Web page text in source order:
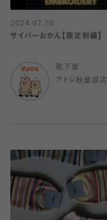
2024.07.10
サイバーおかん【限定刺繍】
靴下屋
アトレ秋葉原店